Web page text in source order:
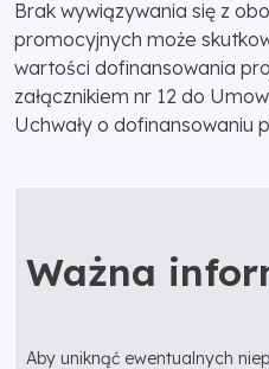
Brak wywiązywania się z
promocyjnych może
wartości dofinansowania
załącznikiem nr 12 do
Uchwały o dofinansowaniu
Ważna
Aby uniknąć ewentualnych